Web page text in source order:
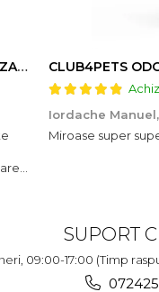
CLUB4PETS ODORIZANT & NEUTRALIZATOR DE MIROS PENTRU LITIERĂ, CU AROMĂ DE LAVANDĂ, 500g
Iordache Manuel,
Miroase super
SUPORT
09:00-17:00 (Timp